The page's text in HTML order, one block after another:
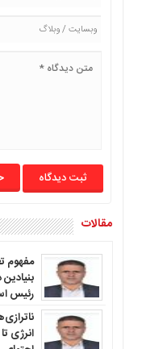
مقالات
مفهوم
رئیس
انرژی